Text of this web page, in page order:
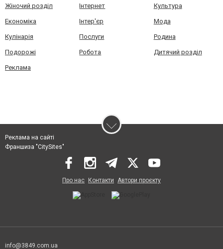
Жіночий розділ Інтернет Культура
Економіка Інтер'єр Мода
Кулінарія Послуги Родина
Подорожі Робота Дитячий розділ
Реклама
Реклама на сайті
Франшиза "CitySites"
Про нас Контакти Автори проєкту
info@3849.com.ua